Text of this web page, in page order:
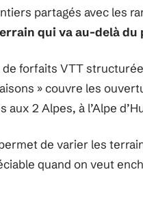
partagés avec les
qui va au-delà du
forfaits VTT
» couvre les
2 Alpes, à l’Alpe
de varier les
quand on veut